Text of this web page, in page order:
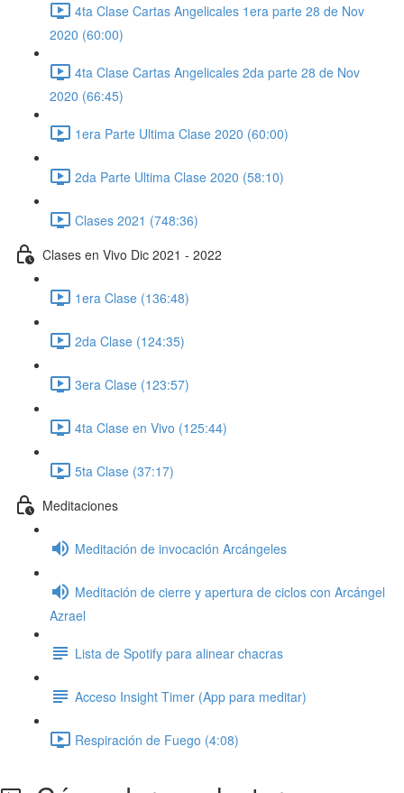
4ta Clase Cartas Angelicales 1era parte 28 de Nov
2020 (60:00)
4ta Clase Cartas Angelicales 2da parte 28 de Nov
2020 (66:45)
1era Parte Ultima Clase 2020 (60:00)
2da Parte Ultima Clase 2020 (58:10)
Clases 2021 (748:36)
Clases en Vivo Dic 2021 - 2022
1era Clase (136:48)
2da Clase (124:35)
3era Clase (123:57)
4ta Clase en Vivo (125:44)
5ta Clase (37:17)
Meditaciones
Meditación de invocación Arcángeles
Meditación de cierre y apertura de ciclos con Arcángel
Azrael
Lista de Spotify para alinear chacras
Acceso Insight Timer (App para meditar)
Respiración de Fuego (4:08)